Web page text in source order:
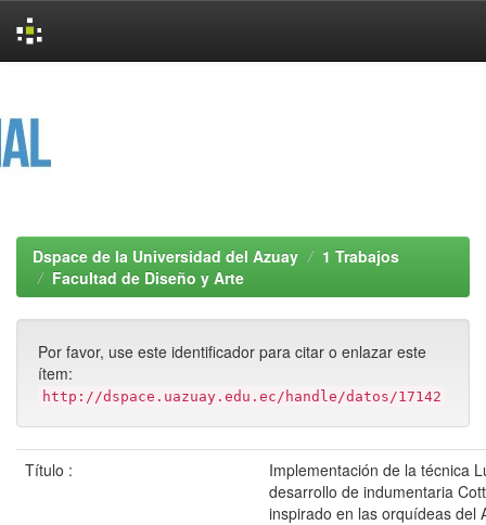
Dspace de la Universidad del Azuay
1 Trabajos
Facultad de Diseño y Arte
Por favor, use este identificador para citar o enlazar este
ítem:
http://dspace.uazuay.edu.ec/handle/datos/17142
Título :
Implementación de la técnica
desarrollo de indumentaria
inspirado en las orquídeas del